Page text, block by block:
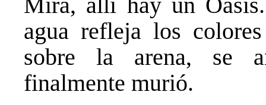
agua refleja los
sobre la arena, se
finalmente murió.